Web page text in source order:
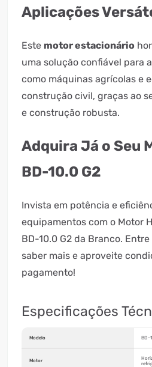
Aplicações
Este motor estacionário
uma solução confiável para
como máquinas agrícolas e
construção civil, graças ao
e construção robusta.
Adquira Já o Seu
BD-10.0 G2
Invista em potência e
equipamentos com o Motor
BD-10.0 G2 da Branco.
saber mais e aproveite
pagamento!
Especificações
Modelo BD-
Motor